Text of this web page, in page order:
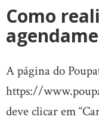
Como
A página do
https://
deve clicar em